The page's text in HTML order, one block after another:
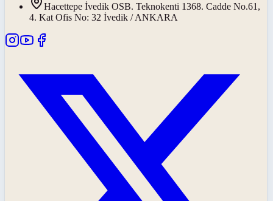
Hacettepe İvedik OSB. Teknokenti 1368. Cadde No.61,
4. Kat Ofis No: 32 İvedik / ANKARA